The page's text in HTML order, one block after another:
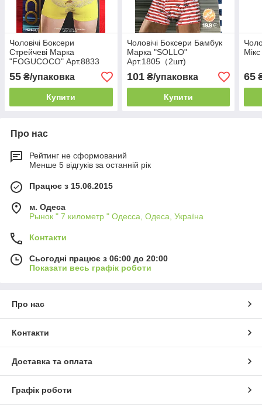
Чоловічі Боксери
Стрейчеві Марка
"FOGUCOCO" Арт.8833
55 ₴/упаковка
Купити
Чоловічі Боксери Бамбук
Марка "SOLLO"
Арт.1805（2шт)
101₴/упаковка
Купити
65
Про нас
Рейтинг не сформований
Менше 5 відгуків за останній рік
Працює з 15.06.2015
м. Одеса
Рынок " 7 километр " Одесса, Одеса, Україна
Контакти
Сьогодні працює з 06:00 до 20:00
Показати весь графік роботи
Про нас
Контакти
Доставка та оплата
Графік роботи